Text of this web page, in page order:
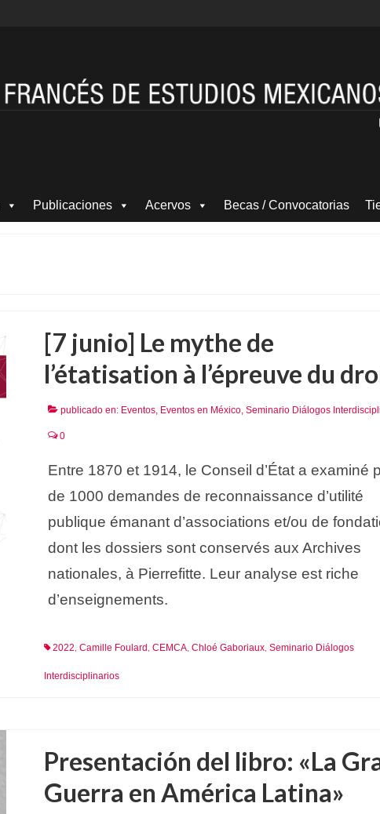
Publicaciones Acervos Becas / Convocatorias
[7 junio] Le mythe de
l’étatisation à l’épreuve du
publicado en: Eventos, Eventos en México, Seminario Diálogos
0
Entre 1870 et 1914, le Conseil d’État a examiné
de 1000 demandes de reconnaissance d’utilité
publique émanant d’associations et/ou de
dont les dossiers sont conservés aux Archives
nationales, à Pierrefitte. Leur analyse est riche
d’enseignements.
2022 Camille Foulard CEMCA, Chloé Gaboriaux, Seminario Diálogos
Interdisciplinarios
Presentación del libro: «La
Guerra en América Latina»